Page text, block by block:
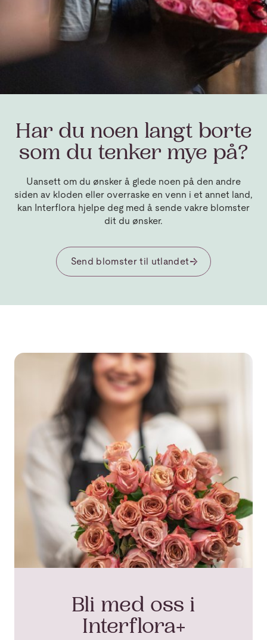
Har du noen langt borte
som du tenker mye på?
Uansett om du ønsker å glede noen på den andre
siden av kloden eller overraske en venn i et annet land,
kan Interflora hjelpe deg med å sende vakre blomster
dit du ønsker.
Send blomster til utlandet
Bli med oss i
Interflora+